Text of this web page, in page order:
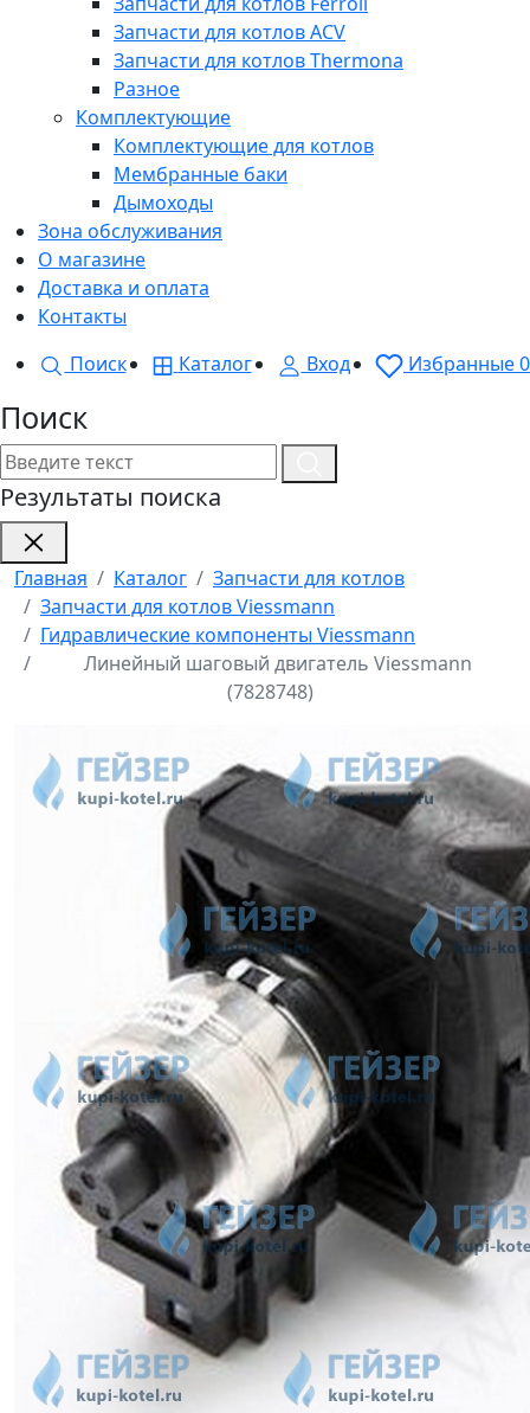
Запчасти для котлов ACV
Запчасти для котлов Thermona
Разное
Комплектующие
Комплектующие для котлов
Мембранные баки
Дымоходы
Зона обслуживания
О магазине
Доставка и оплата
Контакты
Поиск
Каталог Вход Избранные0
Поиск
Результаты поиска
Главная Каталог
Запчасти для котлов
Запчасти для котлов Viessmann
Гидравлические компоненты Viessmann
Линейный шаговый двигатель Viessmann
(7828748)